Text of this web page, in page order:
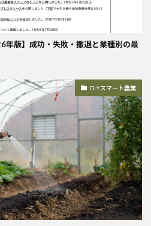
年版】成功・失敗・撤退と業種別の最
DIYスマート農業